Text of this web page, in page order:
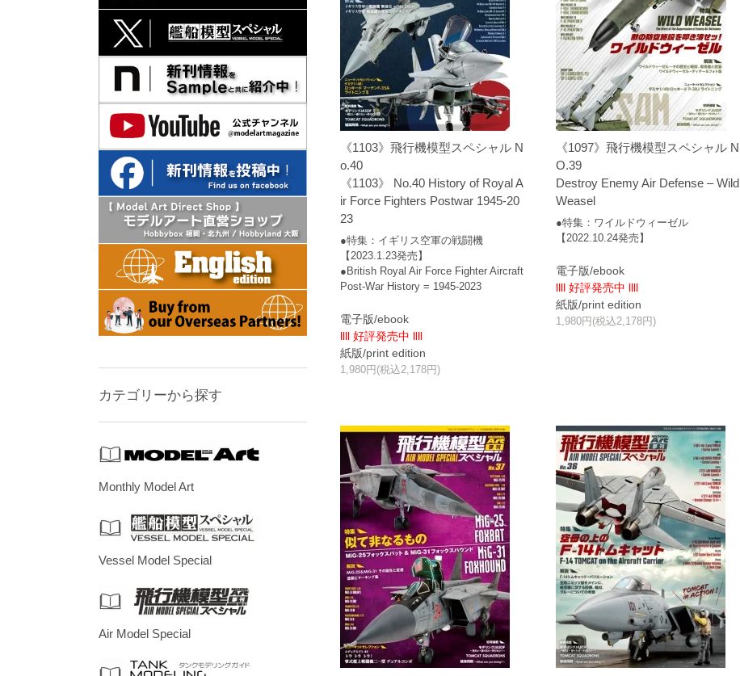
《1103》飛行機模型スペシャル N
o.40
《1103》 No.40 History of Royal A
ir Force Fighters Postwar 1945-20
23
●特集：イギリス空軍の戦闘機
【2023.1.23発売】
●British Royal Air Force Fighter Aircraft
Post-War History = 1945-2023
電子版/ebook
llll 好評発売中 llll
紙版/print edition
1,980円(税込2,178円)
《1097》飛行機模型スペシャル N
O.39
Destroy Enemy Air Defense – Wild
Weasel
●特集：ワイルドウィーゼル
【2022.10.24発売】
電子版/ebook
llll 好評発売中 llll
紙版/print edition
1,980円(税込2,178円)
カテゴリーから探す
Monthly Model Art
Vessel Model Special
Air Model Special